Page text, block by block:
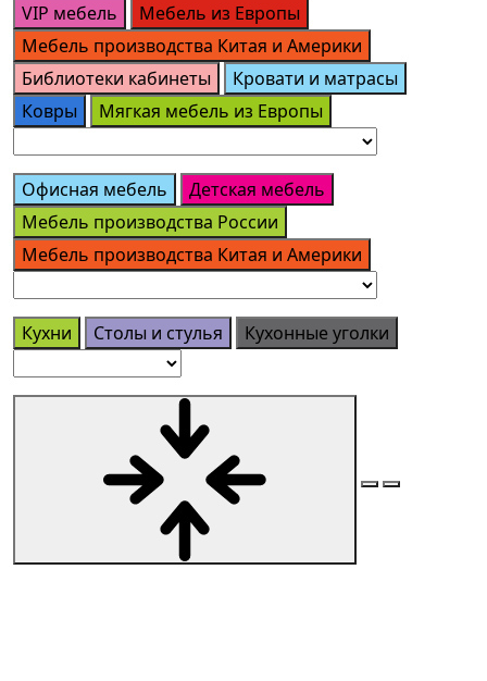
VIP мебель
Мебель из Европы
Мебель производства Китая и Америки
Библиотеки кабинеты
Кровати и матрасы
Ковры
Мягкая мебель из Европы
Офисная мебель
Детская мебель
Мебель производства России
Мебель производства Китая и Америки
Кухни Столы и стулья Кухонные уголки